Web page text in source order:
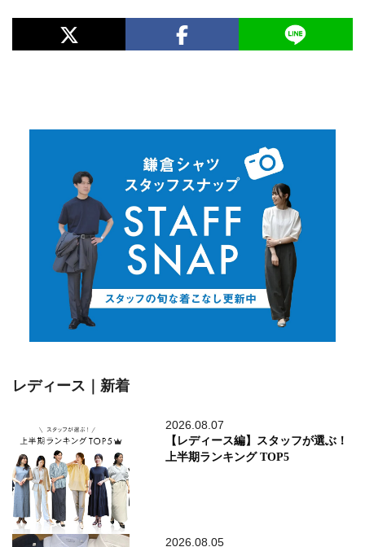
レディース｜新着
2026.08.07
【レディース編】スタッフが選ぶ！
上半期ランキング TOP5
2026.08.05